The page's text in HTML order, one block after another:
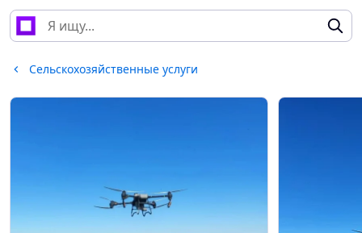
Сельскохозяйственные услуги